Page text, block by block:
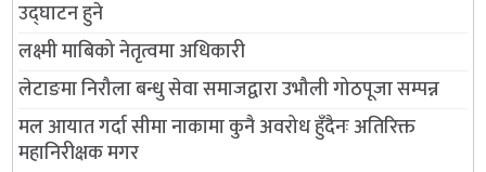
उद्घाटन हुने
लक्ष्मी माबिको नेतृत्वमा अधिकारी
लेटाङमा निरौला बन्धु सेवा समाजद्वारा उभौली गोठपूजा सम्पन्न
मल आयात गर्दा सीमा नाकामा कुनै अवरोध हुँदैनः अतिरिक्त
महानिरीक्षक मगर